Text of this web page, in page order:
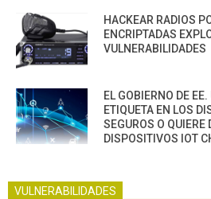
HACKEAR RADIOS
ENCRIPTADAS
VULNERABILIDADES
EL GOBIERNO DE
ETIQUETA EN LOS
SEGUROS O QUIERE
DISPOSITIVOS IOT
VULNERABILIDADES